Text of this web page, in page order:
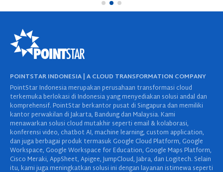
POINTSTAR INDONESIA | A CLOUD TRANSFORMATION COMPANY
PointStar Indonesia merupakan perusahaan transformasi cloud
terkemuka berlokasi di Indonesia yang menyediakan solusi andal dan
komprehensif. PointStar berkantor pusat di Singapura dan memiliki
kantor perwakilan di Jakarta, Bandung dan Malaysia. Kami
menawarkan solusi cloud mutakhir seperti email & kolaborasi,
konferensi video, chatbot AI, machine learning, custom application,
dan juga berbagai produk termasuk Google Cloud Platform, Google
Workspace, Google Workspace for Education, Google Maps Platform,
Cisco Meraki, AppSheet, Apigee, JumpCloud, Jabra, dan Logitech. Selain
itu, kami juga meningkatkan solusi ini dengan layanan istimewa seperti